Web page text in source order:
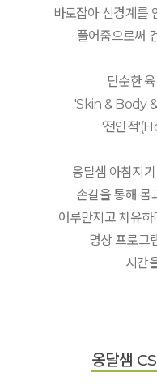
바로잡아 신경계를
풀어줌으로써
단순한
'Skin & Body
'전인적
옹달샘 아침지
손길을 통해 몸
어루만지고 치유
명상 프로그
시간
옹달샘